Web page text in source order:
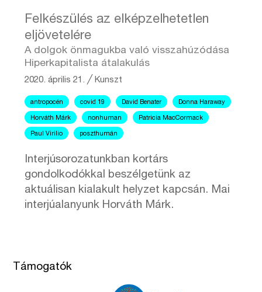
Felkészülés az elképzelhetetlen
eljövetelére
A dolgok önmagukba való visszahúzódása
Hiperkapitalista átalakulás
2020. április 21. ╱ Kunszt
antropocén covid 19 David Benater Donna Haraway
Horváth Márk nonhuman Patricia MacCormack
Paul Virilio poszthumán
Interjúsorozatunkban kortárs
gondolkodókkal beszélgetünk az
aktuálisan kialakult helyzet kapcsán. Mai
interjúalanyunk Horváth Márk.
Támogatók